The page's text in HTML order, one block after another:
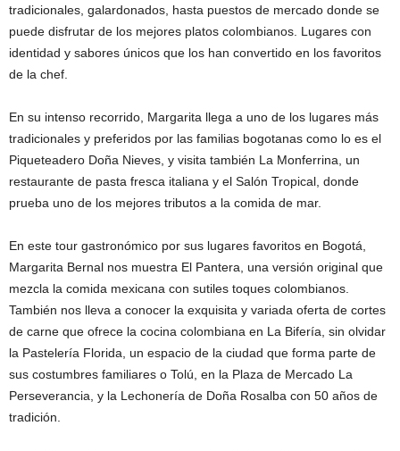
tradicionales, galardonados, hasta puestos de mercado donde se
puede disfrutar de los mejores platos colombianos. Lugares con
identidad y sabores únicos que los han convertido en los favoritos
de la chef.
En su intenso recorrido, Margarita llega a uno de los lugares más
tradicionales y preferidos por las familias bogotanas como lo es el
Piqueteadero Doña Nieves, y visita también La Monferrina, un
restaurante de pasta fresca italiana y el Salón Tropical, donde
prueba uno de los mejores tributos a la comida de mar.
En este tour gastronómico por sus lugares favoritos en Bogotá,
Margarita Bernal nos muestra El Pantera, una versión original que
mezcla la comida mexicana con sutiles toques colombianos.
También nos lleva a conocer la exquisita y variada oferta de cortes
de carne que ofrece la cocina colombiana en La Bifería, sin olvidar
la Pastelería Florida, un espacio de la ciudad que forma parte de
sus costumbres familiares o Tolú, en la Plaza de Mercado La
Perseverancia, y la Lechonería de Doña Rosalba con 50 años de
tradición.